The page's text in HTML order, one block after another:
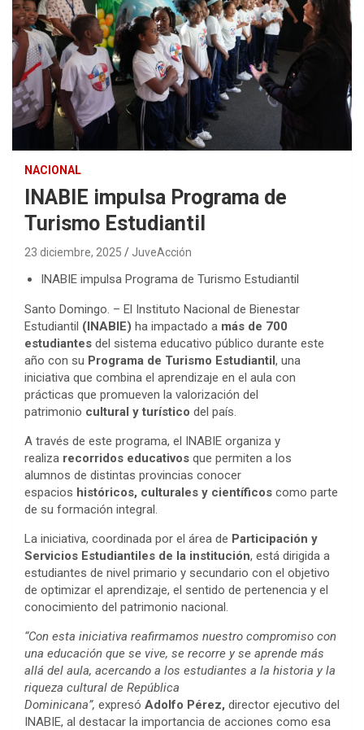
NACIONAL
INABIE impulsa Programa de
Turismo Estudiantil
23 diciembre, 2025 JuveAcción
INABIE impulsa Programa de Turismo Estudiantil
Santo Domingo. – El Instituto Nacional de Bienestar
Estudiantil (INABIE) ha impactado a más de 700
estudiantes del sistema educativo público durante este
año con su Programa de Turismo Estudiantil, una
iniciativa que combina el aprendizaje en el aula con
prácticas que promueven la valorización del
patrimonio cultural y turístico del país.
A través de este programa, el INABIE organiza y
realiza recorridos educativos que permiten a los
alumnos de distintas provincias conocer
espacios históricos, culturales y científicos como parte
de su formación integral.
La iniciativa, coordinada por el área de Participación y
Servicios Estudiantiles de la institución, está dirigida a
estudiantes de nivel primario y secundario con el objetivo
de optimizar el aprendizaje, el sentido de pertenencia y el
conocimiento del patrimonio nacional.
“Con esta iniciativa reafirmamos nuestro compromiso con
una educación que se vive, se recorre y se aprende más
allá del aula, acercando a los estudiantes a la historia y la
riqueza cultural de República
Dominicana”, expresó Adolfo Pérez, director ejecutivo del
INABIE, al destacar la importancia de acciones como esa